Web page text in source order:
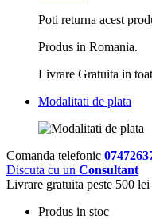
Comanda telefonic
Discuta cu unConsultant